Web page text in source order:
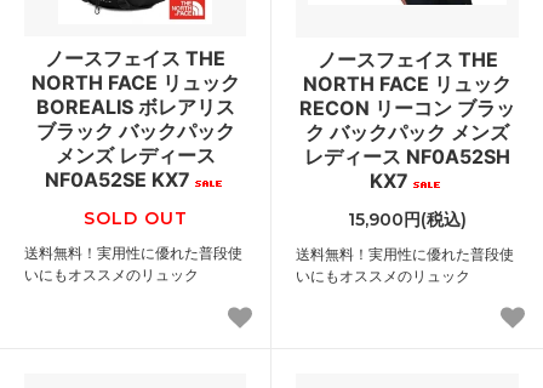
ノースフェイス THE
NORTH FACE リュック
BOREALIS ボレアリス
ブラック バックパック
メンズ レディース
NF0A52SE KX7
SOLD OUT
送料無料！実用性に優れた普段使
いにもオススメのリュック
ノースフェイス THE
NORTH FACE リュック
RECON リーコン ブラッ
ク バックパック メンズ
レディース NF0A52SH
KX7
15,900円(税込)
送料無料！実用性に優れた普段使
いにもオススメのリュック